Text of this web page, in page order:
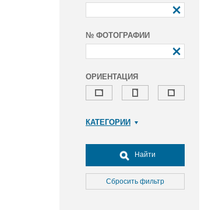
№ ФОТОГРАФИИ
ОРИЕНТАЦИЯ
КАТЕГОРИИ
Досуг, туризм и отдых
Культура
Медицина
Найти
Сбросить фильтр